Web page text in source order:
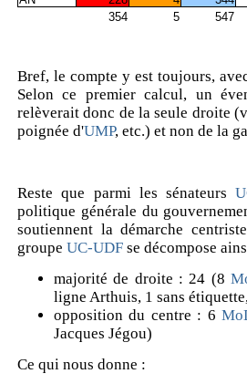
354
5 547
Bref, le compte y est toujours,
Selon ce premier calcul, un
relèverait donc de la seule droite
poignée d'UMP, etc.) et non de la
Reste que parmi les sénateurs
politique générale du
soutiennent la démarche
groupe UC-UDF se décompose
majorité de droite : 24 (8
ligne Arthuis, 1 sans
opposition du centre : 6
Jacques Jégou)
Ce qui nous donne :